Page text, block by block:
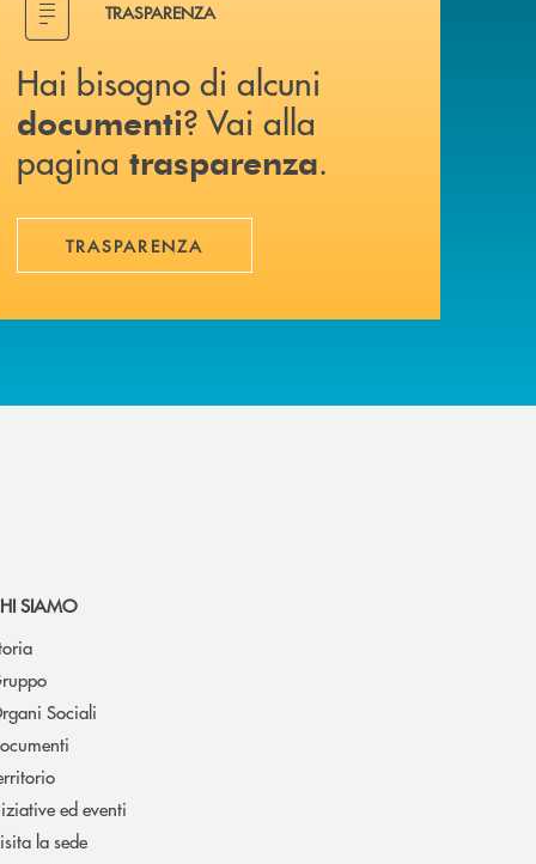
TRASPARENZA
Hai bisogno di alcuni
documenti? Vai alla
pagina trasparenza.
TRASPARENZA
SIAMO
Sociali
ed eventi
la sede